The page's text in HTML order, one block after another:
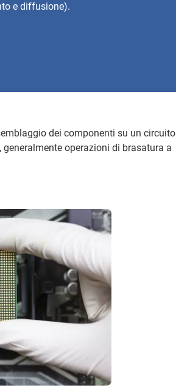
e diffusione).
dei componenti su un circuito
operazioni di brasatura a